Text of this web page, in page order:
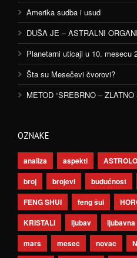
Amerika sudba i usud
DUŠA JE – ASTRALNI
Planetarni uticaji u 10. mesecu
Šta su Mesečevi čvorovi?
METOD “SREBRNO – ZLATNO
OZNAKE
analiza aspekti
broj
brojevi budućnost
FENG SHUI
feng šui
KRISTALI
ljubav ljubavna
mars
mesec novac